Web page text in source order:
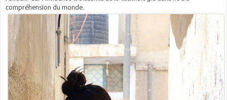
compréhension du monde.